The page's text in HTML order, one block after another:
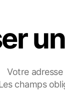
Votre
champs